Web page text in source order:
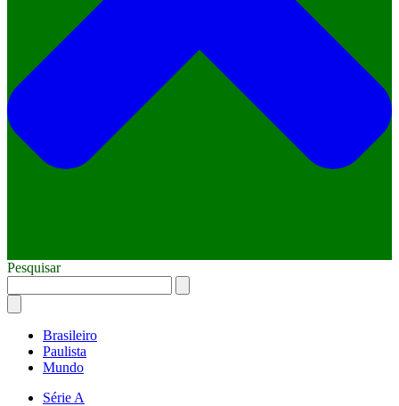
Pesquisar
Brasileiro
Paulista
Mundo
Série A